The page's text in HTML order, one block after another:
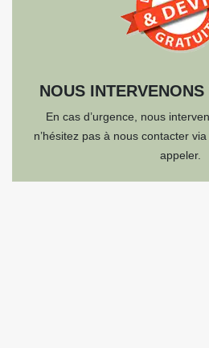
NOUS
En cas d’urgence, nous
n’hésitez pas à nous contacter
appeler.